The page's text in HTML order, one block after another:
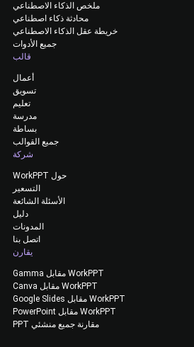
ملخص الذكاء الاصطناعي
محادثة ذكاء اصطناعي
خريطة عقل الذكاء الاصطناعي
جميع الأدوات
قالب
أعمال
تسويق
تعليم
مدرسة
بساطة
جميع القوالب
شركة
حول WorkPPT
التسعير
الأسئلة الشائعة
دليل
المدونات
اتصل بنا
يقارن
WorkPPT مقابل Gamma
WorkPPT مقابل Canva
WorkPPT مقابل Google Slides
WorkPPT مقابل PowerPoint
مقارنة جميع منشئي PPT